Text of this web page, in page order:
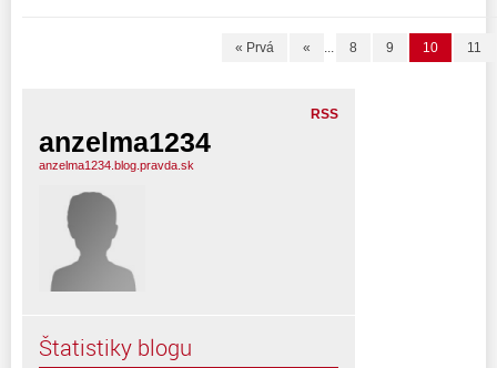
« Prvá « ... 8 9 10 11
RSS
anzelma1234
anzelma1234.blog.pravda.sk
Štatistiky blogu